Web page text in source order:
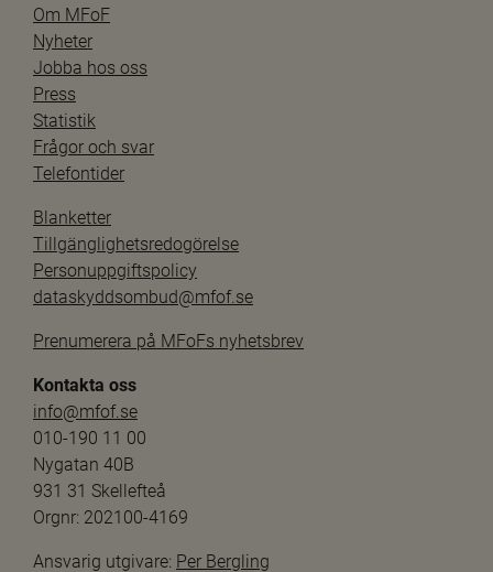
Om MFoF
Nyheter
Jobba hos oss
Press
Statistik
Frågor och svar
Telefontider
Blanketter
Tillgänglighetsredogörelse
Personuppgiftspolicy
dataskyddsombud@mfof.se
Prenumerera på MFoFs nyhetsbrev
Kontakta oss
info@mfof.se
010-190 11 00
Nygatan 40B
931 31 Skellefteå
Orgnr: 202100-4169
Ansvarig utgivare: Per Bergling